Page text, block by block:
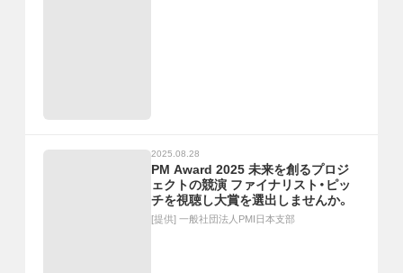
2025.08.28
PM Award 2025 未来を創るプロジ
ェクトの競演 ファイナリスト・ピッ
チを視聴し大賞を選出しませんか。
[提供] 一般社団法人PMI日本支部